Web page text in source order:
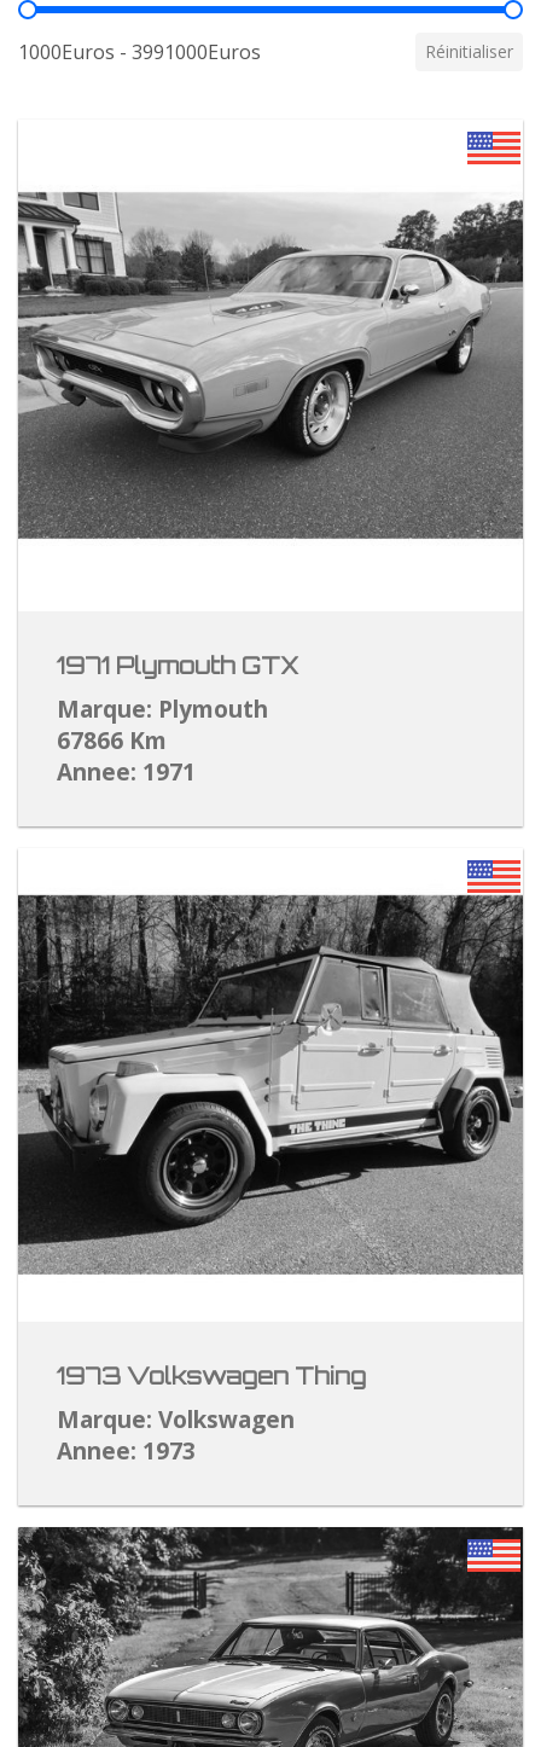
Prix
1000Euros - 3991000Euros Réinitialiser
1971 Plymouth GTX
Marque: Plymouth
67866 Km
Annee: 1971
1973 Volkswagen Thing
Marque: Volkswagen
Annee: 1973